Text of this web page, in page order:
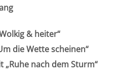
& heiter“
die Wette scheinen“
„Ruhe nach dem Sturm“